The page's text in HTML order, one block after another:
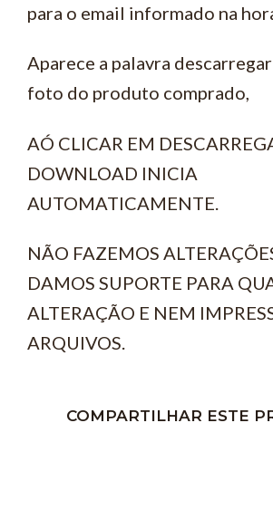
para o email informado na
Aparece a palavra
foto do produto comprado,
AÓ CLICAR EM
DOWNLOAD INICIA
AUTOMATICAMENTE.
NÃO FAZEMOS
DAMOS SUPORTE PARA
ALTERAÇÃO E NEM
ARQUIVOS.
COMPARTILHAR ESTE